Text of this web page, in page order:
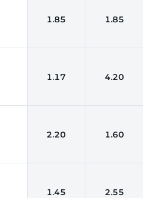
1.85 1.85
1.17 4.20
2.20 1.60
1.45 2.55